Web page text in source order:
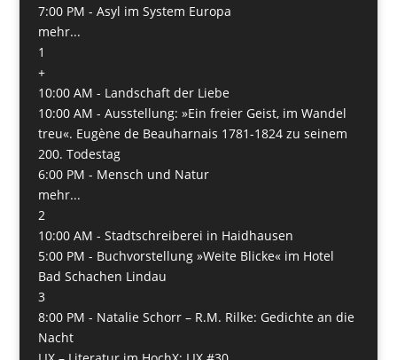
7:00 PM - Asyl im System Europa
mehr...
1
+
10:00 AM - Landschaft der Liebe
10:00 AM - Ausstellung: »Ein freier Geist, im Wandel
treu«. Eugène de Beauharnais 1781-1824 zu seinem
200. Todestag
6:00 PM - Mensch und Natur
mehr...
2
10:00 AM - Stadtschreiberei in Haidhausen
5:00 PM - Buchvorstellung »Weite Blicke« im Hotel
Bad Schachen Lindau
3
8:00 PM - Natalie Schorr – R.M. Rilke: Gedichte an die
Nacht